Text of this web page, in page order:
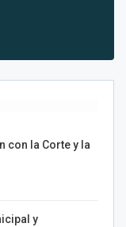
con la Corte y la
y